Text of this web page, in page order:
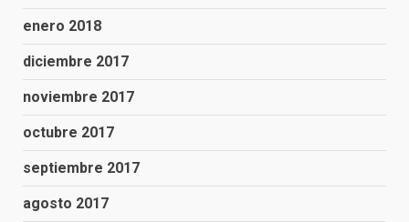
enero 2018
diciembre 2017
noviembre 2017
octubre 2017
septiembre 2017
agosto 2017